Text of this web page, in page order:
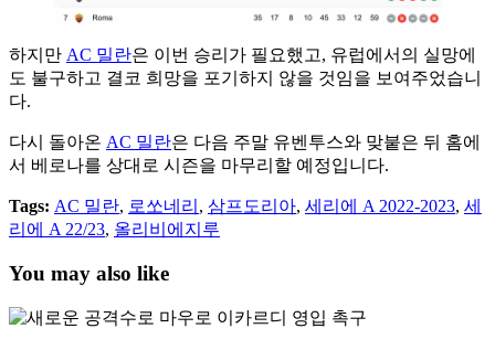
하지만 AC 밀란은 이번 승리가 필요했고, 유럽에서의 실망에
도 불구하고 결코 희망을 포기하지 않을 것임을 보여주었습니
다.
다시 돌아온 AC 밀란은 다음 주말 유벤투스와 맞붙은 뒤 홈에
서 베로나를 상대로 시즌을 마무리할 예정입니다.
Tags: AC 밀란, 로쏘네리 , 삼프도리아, 세리에 A 2022-2023, 세
리에 A 22/23, 올리비에지루
You may also like